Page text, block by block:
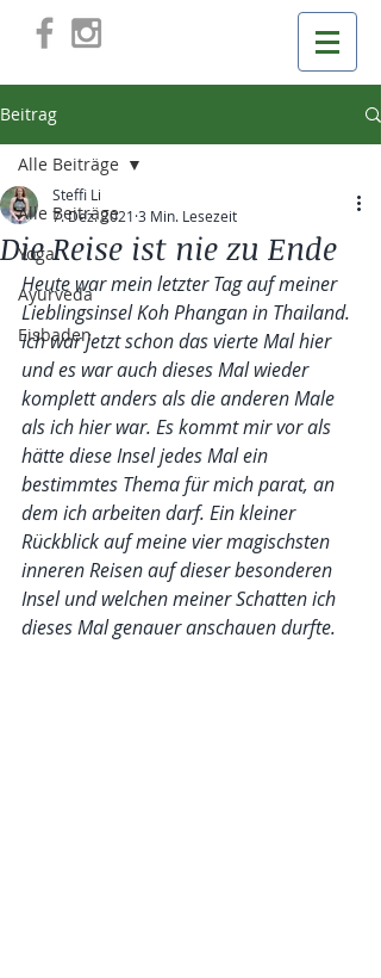
Beitrag
Alle Beiträge
Yoga
Ayurveda
Eisbaden
Alle Beiträge
Die Reise ist nie zu Ende
Steffi Li
7. Dez. 2021 3 Min. Lesezeit
Heute war mein letzter Tag auf meiner
Lieblingsinsel Koh Phangan in Thailand.
Ich war jetzt schon das vierte Mal hier
und es war auch dieses Mal wieder
komplett anders als die anderen Male
als ich hier war. Es kommt mir vor als
hätte diese Insel jedes Mal ein
bestimmtes Thema für mich parat, an
dem ich arbeiten darf. Ein kleiner
Rückblick auf meine vier magischsten
inneren Reisen auf dieser besonderen
Insel und welchen meiner Schatten ich
dieses Mal genauer anschauen durfte.